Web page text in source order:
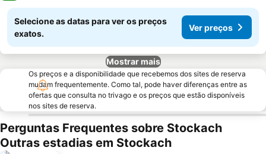
Selecione as datas para ver os preços
exatos.
Ver preços
Mostrar mais
Os preços e a disponibilidade que recebemos dos sites de reserva
mudam frequentemente. Como tal, pode haver diferenças entre as
ofertas que consulta no trivago e os preços que estão disponíveis
nos sites de reserva.
Perguntas Frequentes sobre Stockach
Outras estadias em Stockach